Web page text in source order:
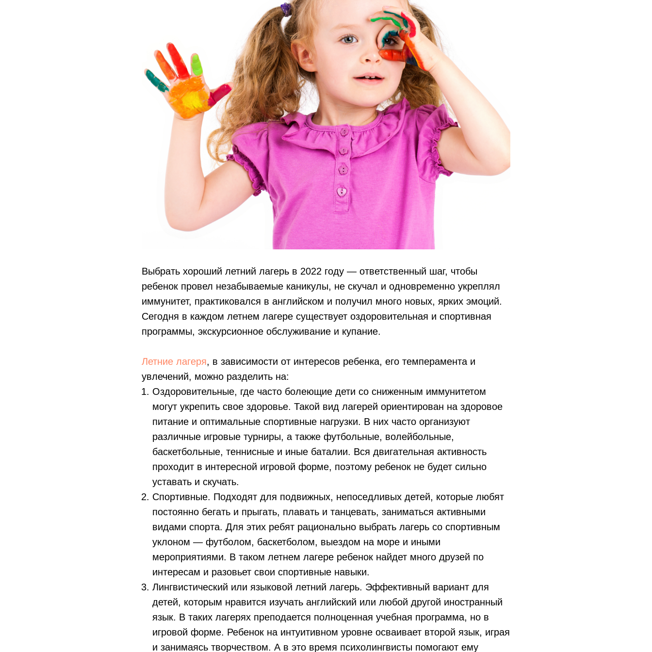
Выбрать хороший летний лагерь в 2022 году — ответственный шаг, чтобы
ребенок провел незабываемые каникулы, не скучал и одновременно укреплял
иммунитет, практиковался в английском и получил много новых, ярких эмоций.
Сегодня в каждом летнем лагере существует оздоровительная и спортивная
программы, экскурсионное обслуживание и купание.
Летние лагеря, в зависимости от интересов ребенка, его темперамента и
увлечений, можно разделить на:
Оздоровительные, где часто болеющие дети со сниженным иммунитетом
могут укрепить свое здоровье. Такой вид лагерей ориентирован на здоровое
питание и оптимальные спортивные нагрузки. В них часто организуют
различные игровые турниры, а также футбольные, волейбольные,
баскетбольные, теннисные и иные баталии. Вся двигательная активность
проходит в интересной игровой форме, поэтому ребенок не будет сильно
уставать и скучать.
Спортивные. Подходят для подвижных, непоседливых детей, которые любят
постоянно бегать и прыгать, плавать и танцевать, заниматься активными
видами спорта. Для этих ребят рационально выбрать лагерь со спортивным
уклоном — футболом, баскетболом, выездом на море и иными
мероприятиями. В таком летнем лагере ребенок найдет много друзей по
интересам и разовьет свои спортивные навыки.
Лингвистический или языковой летний лагерь. Эффективный вариант для
детей, которым нравится изучать английский или любой другой иностранный
язык. В таких лагерях преподается полноценная учебная программа, но в
игровой форме. Ребенок на интуитивном уровне осваивает второй язык, играя
и занимаясь творчеством. А в это время психолингвисты помогают ему